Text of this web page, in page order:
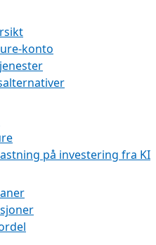
konto
på investering fra KI